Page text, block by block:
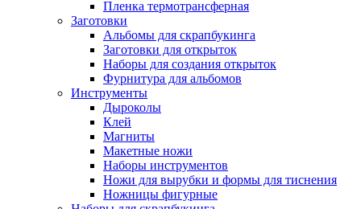
Пленка термотрансферная
Заготовки
Альбомы для скрапбукинга
Заготовки для открыток
Наборы для создания открыток
Фурнитура для альбомов
Инструменты
Дыроколы
Клей
Магниты
Макетные ножи
Наборы инструментов
Ножи для вырубки и формы для тиснения
Ножницы фигурные